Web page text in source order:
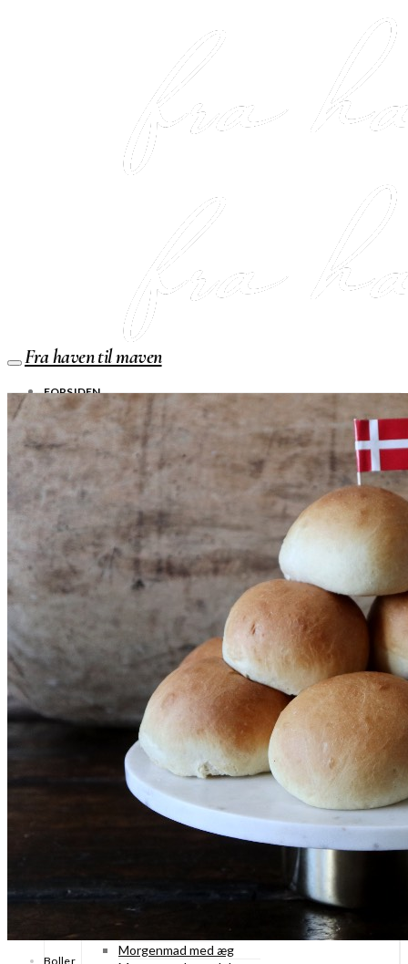
Fra haven til maven
FORSIDEN
SHOP
Jul
Råvarer
Køkkengrej
Bolig
DIY skønhedspleje
Bæredygtig skønhedspleje
DIY
Keramik
Garn
Uld
OPSKRIFTER
Bagværk
Boller
Madbrød
Rugbrød
Kiks & knækbrød
Kager
Æblekager
Skærekager
Søde tærter
Muffins & cupcakes
Gærkager & sammenlagte kager
Konditorkager
Fastelavnsboller
Morgenmad
Morgenmad med æg
Boller